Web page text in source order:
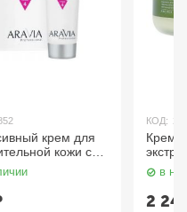
КОД:
Крем для лица с
экстрактом центеллы
Cica Care Balance
Cream, 80 г Enough
в наличии
2 245